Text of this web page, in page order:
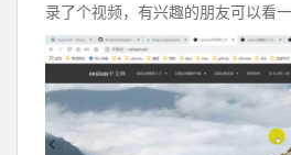
录了个视频，有兴趣的朋友可以看一